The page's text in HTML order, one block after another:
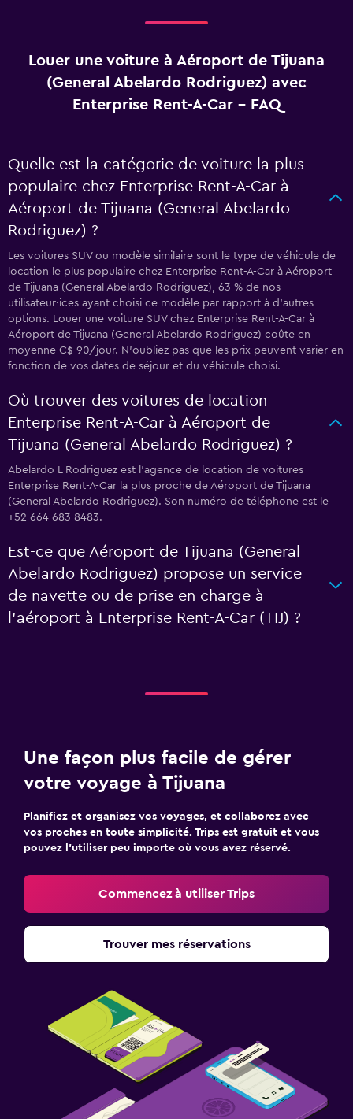
Louer une voiture à Aéroport de Tijuana
(General Abelardo Rodriguez) avec
Enterprise Rent-A-Car - FAQ
Quelle est la catégorie de voiture la plus
populaire chez Enterprise Rent-A-Car à
Aéroport de Tijuana (General Abelardo
Rodriguez) ?
Les voitures SUV ou modèle similaire sont le type de véhicule de
location le plus populaire chez Enterprise Rent-A-Car à Aéroport
de Tijuana (General Abelardo Rodriguez), 63 % de nos
utilisateur·ices ayant choisi ce modèle par rapport à d’autres
options. Louer une voiture SUV chez Enterprise Rent-A-Car à
Aéroport de Tijuana (General Abelardo Rodriguez) coûte en
moyenne C$ 90/jour. N'oubliez pas que les prix peuvent varier en
fonction de vos dates de séjour et du véhicule choisi.
Où trouver des voitures de location
Enterprise Rent-A-Car à Aéroport de
Tijuana (General Abelardo Rodriguez) ?
Abelardo L Rodriguez est l'agence de location de voitures
Enterprise Rent-A-Car la plus proche de Aéroport de Tijuana
(General Abelardo Rodriguez). Son numéro de téléphone est le
+52 664 683 8483.
Est-ce que Aéroport de Tijuana (General
Abelardo Rodriguez) propose un service
de navette ou de prise en charge à
l’aéroport à Enterprise Rent-A-Car (TIJ) ?
Une façon plus facile de gérer
votre voyage à Tijuana
Planifiez et organisez vos voyages, et collaborez avec
vos proches en toute simplicité. Trips est gratuit et vous
pouvez l’utiliser peu importe où vous avez réservé.
Commencez à utiliser Trips
Trouver mes réservations